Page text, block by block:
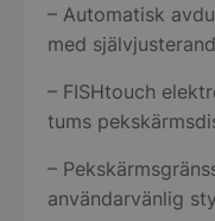
– Automatisk
med
– FISHtouch
tums
–
användarvänlig